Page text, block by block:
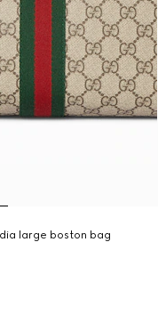
large boston bag